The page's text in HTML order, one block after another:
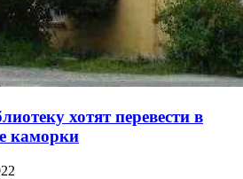
хотят перевести в
каморки